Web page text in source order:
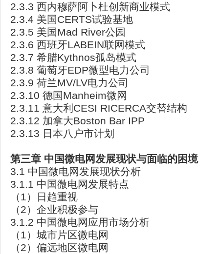
2.3.3 西内穆萨阿卜杜创新商业模式
2.3.4 美国CERTS试验基地
2.3.5 美国Mad River公园
2.3.6 西班牙LABEIN联网模式
2.3.7 希腊Kythnos孤岛模式
2.3.8 葡萄牙EDP微型电力公司
2.3.9 荷兰MV/LV电力公司
2.3.10 德国Manheim微网
2.3.11 意大利CESI RICERCA交替结构
2.3.12 加拿大Boston Bar IPP
2.3.13 日本八户市计划
第三章 中国微电网发展现状与面临的困境
3.1 中国微电网发展现状分析
3.1.1 中国微电网发展特点
（1）日趋重视
（2）企业积极参与
3.1.2 中国微电网应用市场分析
（1）城市片区微电网
（2）偏远地区微电网